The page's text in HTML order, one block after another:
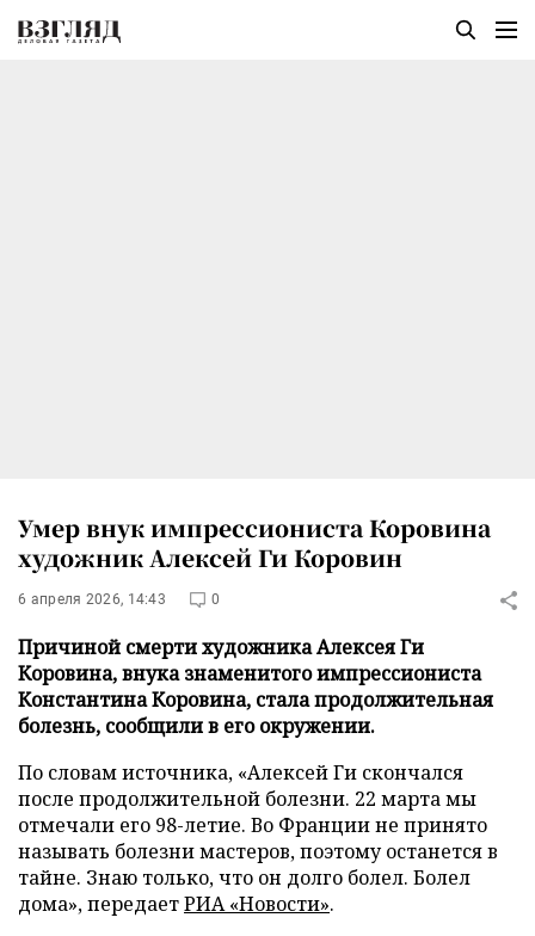
Умер внук импрессиониста Коровина
художник Алексей Ги Коровин
6 апреля 2026, 14:43 0
Причиной смерти художника Алексея Ги
Коровина, внука знаменитого импрессиониста
Константина Коровина, стала продолжительная
болезнь, сообщили в его окружении.
По словам источника, «Алексей Ги скончался
после продолжительной болезни. 22 марта мы
отмечали его 98-летие. Во Франции не принято
называть болезни мастеров, поэтому останется в
тайне. Знаю только, что он долго болел. Болел
дома», передаетРИА «Новости».